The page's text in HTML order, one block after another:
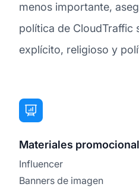
menos importante,
política de CloudTraffic
explícito, religioso y
Materiales
Influencer
Banners de imagen